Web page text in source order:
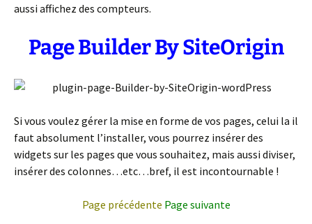
aussi affichez des compteurs.
Page Builder By SiteOrigin
Si vous voulez gérer la mise en forme de vos pages, celui la il
faut absolument l’installer, vous pourrez insérer des
widgets sur les pages que vous souhaitez, mais aussi diviser,
insérer des colonnes…etc…bref, il est incontournable !
Page précédente Page suivante